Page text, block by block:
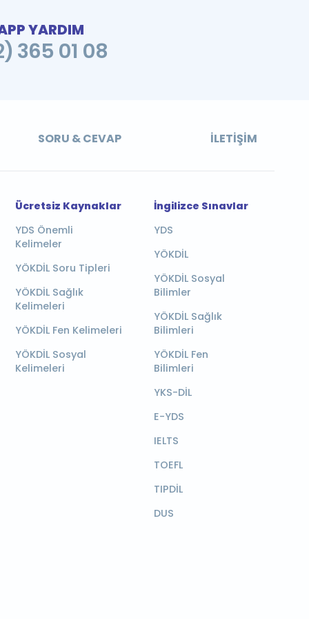
YARDIM
365 01 08
SORU & CEVAP İLETIŞIM
Ücretsiz Kaynaklar
YDS Önemli
Kelimeler
YÖKDİL Soru Tipleri
YÖKDİL Sağlık
Kelimeleri
YÖKDİL Fen Kelimeleri
YÖKDİL Sosyal
Kelimeleri
İngilizce Sınavlar
YDS
YÖKDİL
YÖKDİL Sosyal
Bilimler
YÖKDİL Sağlık
Bilimleri
YÖKDİL Fen
Bilimleri
YKS-DİL
E-YDS
IELTS
TOEFL
TIPDİL
DUS